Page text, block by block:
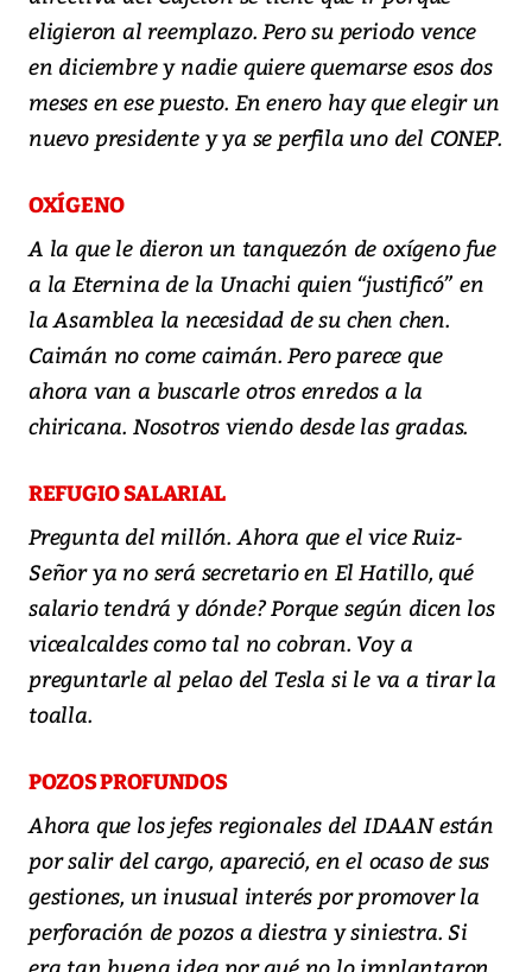
eligieron al reemplazo. Pero su periodo vence
en diciembre y nadie quiere quemarse esos dos
meses en ese puesto. En enero hay que elegir un
nuevo presidente y ya se perfila uno del CONEP.
OXÍGENO
A la que le dieron un tanquezón de oxígeno fue
a la Eternina de la Unachi quien “justificó” en
la Asamblea la necesidad de su chen chen.
Caimán no come caimán. Pero parece que
ahora van a buscarle otros enredos a la
chiricana. Nosotros viendo desde las gradas.
REFUGIO SALARIAL
Pregunta del millón. Ahora que el vice Ruiz-
Señor ya no será secretario en El Hatillo, qué
salario tendrá y dónde? Porque según dicen los
vicealcaldes como tal no cobran. Voy a
preguntarle al pelao del Tesla si le va a tirar la
toalla.
POZOS PROFUNDOS
Ahora que los jefes regionales del IDAAN están
por salir del cargo, apareció, en el ocaso de sus
gestiones, un inusual interés por promover la
perforación de pozos a diestra y siniestra. Si